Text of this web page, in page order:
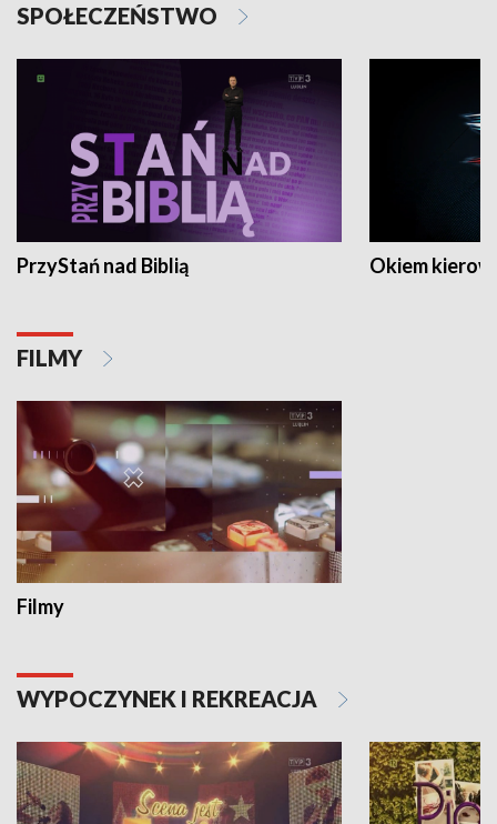
SPOŁECZEŃSTWO
PrzyStań nad Biblią Okiem
FILMY
Filmy
WYPOCZYNEK I REKREACJA